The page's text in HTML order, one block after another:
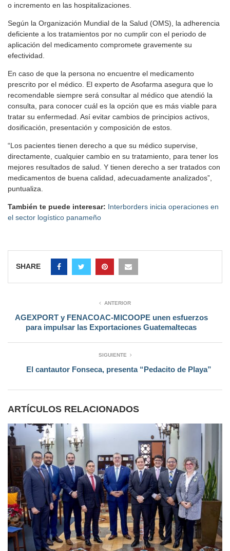
o incremento en las hospitalizaciones.
Según la Organización Mundial de la Salud (OMS), la adherencia
deficiente a los tratamientos por no cumplir con el periodo de
aplicación del medicamento compromete gravemente su
efectividad.
En caso de que la persona no encuentre el medicamento
prescrito por el médico. El experto de Asofarma asegura que lo
recomendable siempre será consultar al médico que atendió la
consulta, para conocer cuál es la opción que es más viable para
tratar su enfermedad. Así evitar cambios de principios activos,
dosificación, presentación y composición de estos.
“Los pacientes tienen derecho a que su médico supervise,
directamente, cualquier cambio en su tratamiento, para tener los
mejores resultados de salud. Y tienen derecho a ser tratados con
medicamentos de buena calidad, adecuadamente analizados”,
puntualiza.
También te puede interesar: Interborders inicia operaciones en
el sector logístico panameño
SHARE
ANTERIOR
AGEXPORT y FENACOAC-MICOOPE unen esfuerzos
para impulsar las Exportaciones Guatemaltecas
SIGUIENTE
El cantautor Fonseca, presenta “Pedacito de Playa”
ARTÍCULOS RELACIONADOS